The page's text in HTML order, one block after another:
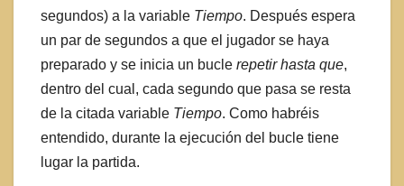
segundos) a la variable Tiempo. Después espera
un par de segundos a que el jugador se haya
preparado y se inicia un bucle repetir hasta que,
dentro del cual, cada segundo que pasa se resta
de la citada variable Tiempo. Como habréis
entendido, durante la ejecución del bucle tiene
lugar la partida.